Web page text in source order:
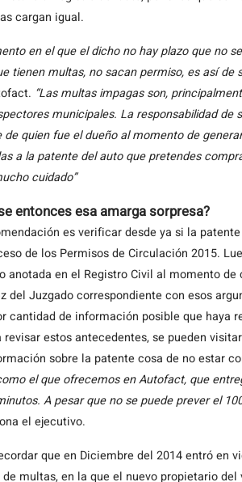
cargan igual.
en el que el dicho no hay plazo que no
tienen multas, no sacan permiso, es así de
“Las multas impagas son,
municipales. La responsabilidad
quien fue el dueño al momento de
a la patente del auto que pretendes
cuidado”
entonces esa amarga sorpresa?
es verificar desde ya si la
de los Permisos de Circulación 2015.
anotada en el Registro Civil al momento
del Juzgado correspondiente con esos
cantidad de información posible que haya
revisar estos antecedentes, se pueden
sobre la patente cosa de no estar
el que ofrecemos en Autofact, que
A pesar que no se puede prever el
el ejecutivo.
que en Diciembre del 2014 entró en
multas, en la que el nuevo propietario